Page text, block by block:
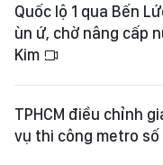
Quốc lộ 1 qua Bến
ùn ứ, chờ nâng cấp
Kim
TPHCM điều chỉnh
vụ thi công metro số